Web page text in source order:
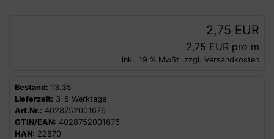
2,75 EUR
2,75 EUR pro m
inkl. 19 % MwSt. zzgl. Versandkosten
Bestand: 13.35
Lieferzeit: 3-5 Werktage
Art.Nr.: 4028752001676
GTIN/EAN: 4028752001676
HAN: 22870